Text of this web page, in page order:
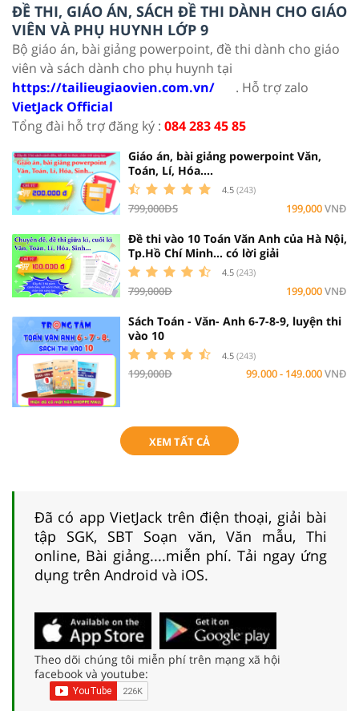
ĐỀ THI, GIÁO ÁN, SÁCH ĐỀ THI DÀNH CHO GIÁO
VIÊN VÀ PHỤ HUYNH LỚP 9
Bộ giáo án, bài giảng powerpoint, đề thi dành cho giáo
viên và sách dành cho phụ huynh tại
https://tailieugiaovien.com.vn/
. Hỗ trợ zalo
VietJack Official
Tổng đài hỗ trợ đăng ký : 084 283 45 85
Giáo án, bài giảng powerpoint Văn,
Toán, Lí, Hóa....
4.5 (243)
799,000ĐS 199,000VNĐ
Đề thi vào 10 Toán Văn Anh của Hà Nội,
Tp.Hồ Chí Minh... có lời giải
4.5 (243)
799,000Đ 199,000VNĐ
Sách Toán - Văn- Anh 6-7-8-9, luyện thi
vào 10
4.5 (243)
199,000Đ 99.000 - 149.000VNĐ
XEM TẤT CẢ
Đã có app VietJack trên điện thoại, giải bài
tập SGK, SBT Soạn văn, Văn mẫu, Thi
online, Bài giảng....miễn phí. Tải ngay ứng
dụng trên Android và iOS.
Theo dõi chúng tôi miễn phí trên mạng xã hội
facebook và youtube: